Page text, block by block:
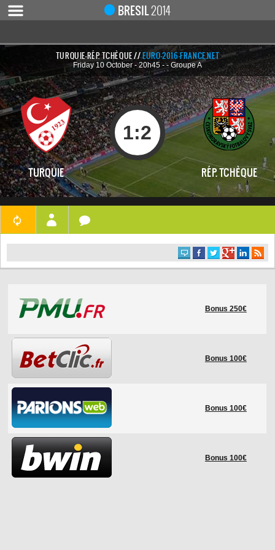
BRESIL2014
ACCUEIL
ACTUALITÉ
COUPE DU MONDE 2019
MONDIAL 2014
CALENDRIER / RÉSULTATS
QUARTS DE FINALE
DEMI-FINALES
CLASSEMENTS
LES BUTEURS
HOMME DU MATCH
LES 32 ÉQUIPES
LES STADES
COUPE DES CONFÉDÉRATIONS
TURQUIE-RÉP. TCHÈQUE //EURO-2016-FRANCE.NET
Friday 10 October - 20h45 - - Groupe A
TURQUIE
1:2
RÉP. TCHÈQUE
Bonus 250€
Bonus 100€
Bonus 100€
Bonus 100€